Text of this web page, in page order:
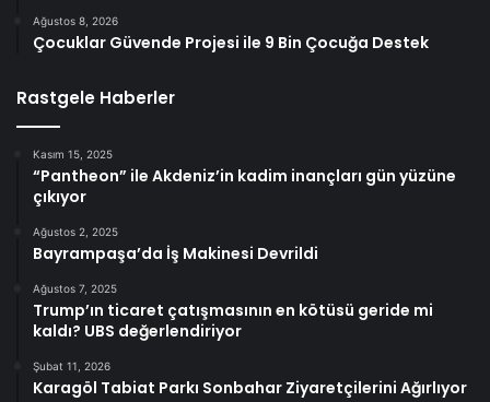
Ağustos 8, 2026
Çocuklar Güvende Projesi ile 9 Bin Çocuğa Destek
Rastgele Haberler
Kasım 15, 2025
“Pantheon” ile Akdeniz’in kadim inançları gün yüzüne
çıkıyor
Ağustos 2, 2025
Bayrampaşa’da İş Makinesi Devrildi
Ağustos 7, 2025
Trump’ın ticaret çatışmasının en kötüsü geride mi
kaldı? UBS değerlendiriyor
Şubat 11, 2026
Karagöl Tabiat Parkı Sonbahar Ziyaretçilerini Ağırlıyor